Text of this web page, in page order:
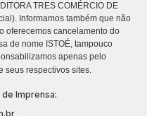
TRES COMÉRCIO DE
Informamos também que não
oferecemos cancelamento do
de nome ISTOÉ, tampouco
apenas pelo
seus respectivos sites.
Imprensa: